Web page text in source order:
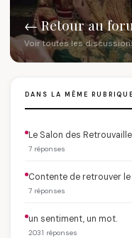
← Retour au
Voir toutes les
DANS LA MÊME RUBRIQUE
Le Salon des
7 réponses
Contente de retrouver
7 réponses
un sentiment, un mot.
2031 réponses